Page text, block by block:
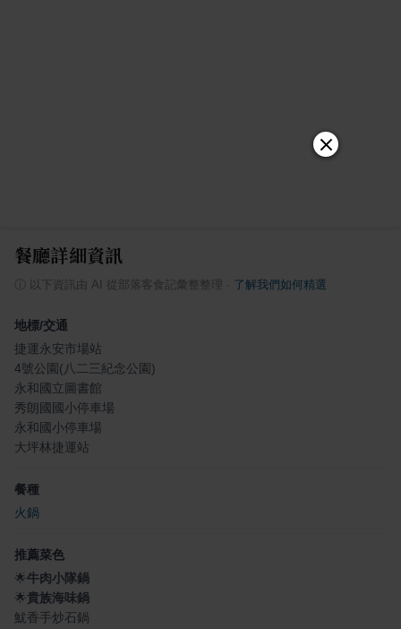
餐廳詳細資訊
以下資訊由 AI 從部落客食記彙整整理 了解我們如何精選
地標/交通
捷運永安市場站
4號公園(八二三紀念公園)
永和國立圖書館
秀朗國國小停車場
永和國小停車場
大坪林捷運站
餐種
火鍋
推薦菜色
🌟牛肉小隊鍋
🌟貴族海味鍋
魷香手炒石鍋